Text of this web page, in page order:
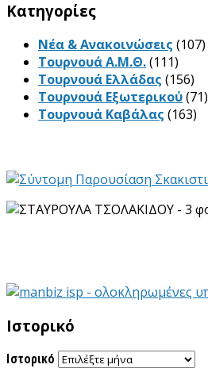
Kατηγορίες
Νέα & Ανακοινώσεις (107)
Τουρνουά Α.Μ.Θ.(111)
Τουρνουά Ελλάδας (156)
Τουρνουά Εξωτερικού(71)
Τουρνουά Καβάλας (163)
Ιστορικό
Ιστορικό